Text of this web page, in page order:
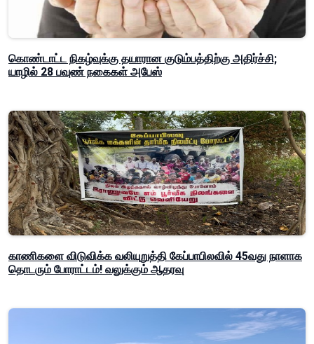
கொண்டாட்ட நிகழ்வுக்கு தயாரான குடும்பத்திற்கு அதிர்ச்சி;
யாழில் 28 பவுண் நகைகள் அபேஸ்
காணிகளை விடுவிக்க வலியுறுத்தி கேப்பாபிலவில் 45வது நாளாக
தொடரும் போராட்டம்! வலுக்கும் ஆதரவு